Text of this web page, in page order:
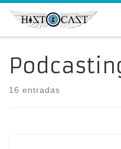
Saltar al contenido
16 entradas